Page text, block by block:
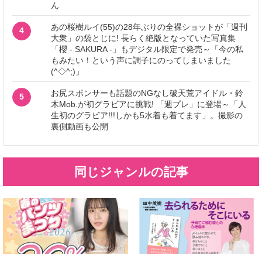
ん
4
あの桜樹ルイ(55)の28年ぶりの全裸ショットが「週刊
大衆」の袋とじに! 長らく絶版となっていた写真集
「櫻 - SAKURA -」もデジタル限定で発売～「今の私
もみたい！という声に調子にのってしまいました
(^◇^;)」
5
お尻スポンサーも話題のNGなし破天荒アイドル・鈴
木Mob.が初グラビアに挑戦! 「週プレ」に登場～「人
生初のグラビア!!!しかも5水着も着てます」。撮影の
裏側動画も公開
同じジャンルの記事